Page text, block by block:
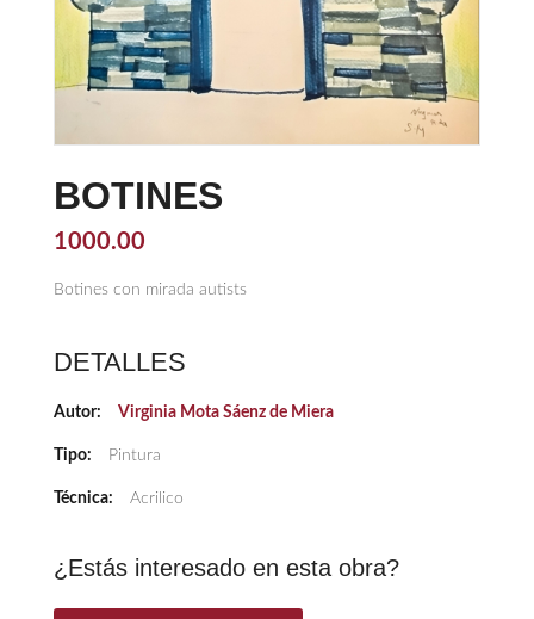
BOTINES
1000.00
Botines con mirada autists
DETALLES
Autor: Virginia Mota Sáenz de Miera
Tipo: Pintura
Técnica: Acrilico
¿Estás interesado en esta obra?